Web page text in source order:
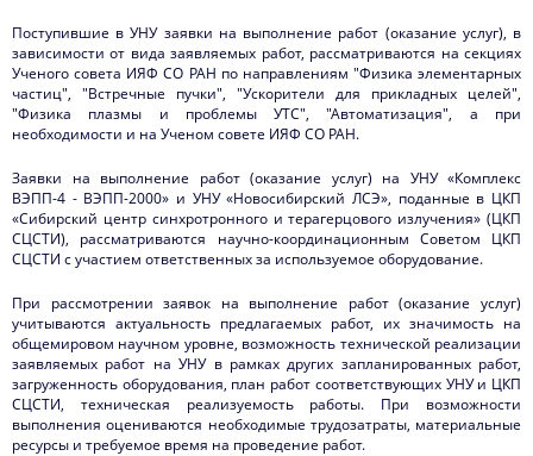
Поступившие в УНУ заявки на выполнение работ (оказание услуг), в
зависимости от вида заявляемых работ, рассматриваются на секциях
Ученого совета ИЯФ СО РАН по направлениям "Физика элементарных
частиц", "Встречные пучки", "Ускорители для прикладных целей",
"Физика плазмы и проблемы УТС", "Автоматизация", а при
необходимости и на Ученом совете ИЯФ СО РАН.
Заявки на выполнение работ (оказание услуг) на УНУ «Комплекс
ВЭПП-4 - ВЭПП-2000» и УНУ «Новосибирский ЛСЭ», поданные в ЦКП
«Сибирский центр синхротронного и терагерцового излучения» (ЦКП
СЦСТИ), рассматриваются научно-координационным Советом ЦКП
СЦСТИ с участием ответственных за используемое оборудование.
При рассмотрении заявок на выполнение работ (оказание услуг)
учитываются актуальность предлагаемых работ, их значимость на
общемировом научном уровне, возможность технической реализации
заявляемых работ на УНУ в рамках других запланированных работ,
загруженность оборудования, план работ соответствующих УНУ и ЦКП
СЦСТИ, техническая реализуемость работы. При возможности
выполнения оцениваются необходимые трудозатраты, материальные
ресурсы и требуемое время на проведение работ.